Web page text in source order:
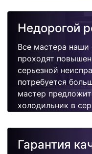
Недорогой
Все мастера
проходят
серьезной
потребуется
мастер
холодильник в
Гарантия